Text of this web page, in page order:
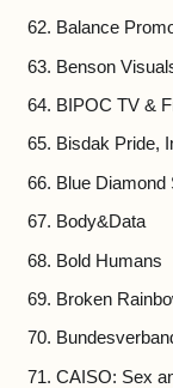
Balance
Benson
BIPOC TV &
Bisdak Pride,
Blue Diamond
Body&Data
Bold Humans
Broken
CAISO: Sex